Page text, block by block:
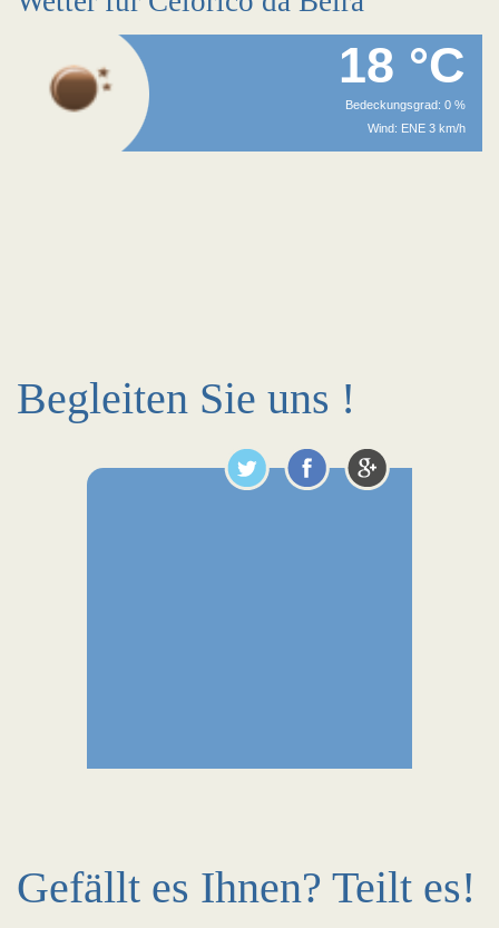
18 °C
Bedeckungsgrad: 0 %
Wind: ENE 3 km/h
Begleiten Sie uns !
Gefällt es Ihnen? Teilt es!